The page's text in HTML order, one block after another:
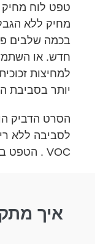
טפט לוח מחיק
מחיק ללא
בכמה שלבים
חדש. או
למחיצות
יותר בסביבת
הסרט הדביק
לסביבה ללא
VOC . הטפט בטוח לשימוש גם עם אנשים בחדר.
איך